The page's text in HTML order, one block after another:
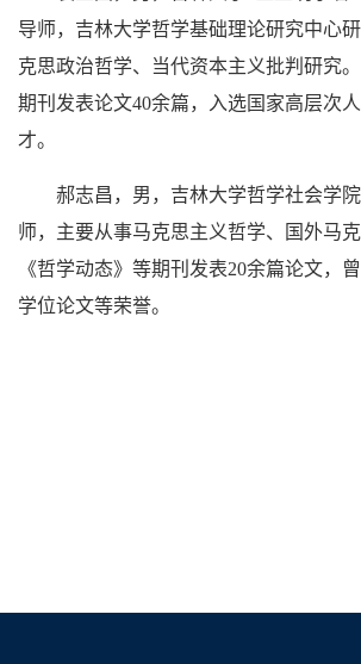
导师，吉林大学哲学基础理论研究中心
克思政治哲学、当代资本主义批判研究
期刊发表论文40余篇，入选国家高层次
才。
郝志昌，男，吉林大学哲学社会学
师，主要从事马克思主义哲学、国外马
《哲学动态》等期刊发表20余篇论文，
学位论文等荣誉。